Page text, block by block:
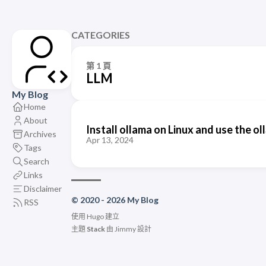
My Blog
Home
About
Archives
Tags
Search
Links
Disclaimer
RSS
CATEGORIES
第 1 頁
LLM
Install ollama on Linux and use the
Apr 13, 2024
© 2020 - 2026 My Blog
使用 Hugo建立
主題 Stack 由 Jimmy設計